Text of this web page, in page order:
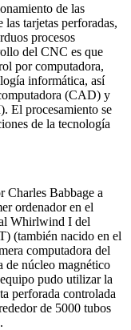
de las
tarjetas perforadas,
procesos
del CNC es que
por computadora,
informática, así
(CAD) y
El procesamiento se
de la tecnología
Charles Babbage a
ordenador en el
Whirlwind I del
(también nacido en el
computadora del
de núcleo magnético
pudo utilizar la
perforada controlada
de 5000 tubos